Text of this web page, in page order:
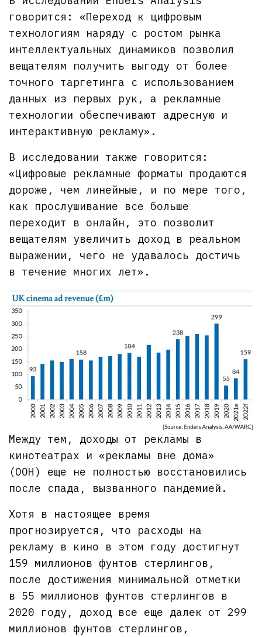
говорится: «Переход к цифровым
технологиям наряду с ростом рынка
интеллектуальных динамиков позволил
вещателям получить выгоду от более
точного таргетинга с использованием
данных из первых рук, а рекламные
технологии обеспечивают адресную и
интерактивную рекламу».
В исследовании также говорится:
«Цифровые рекламные форматы продаются
дороже, чем линейные, и по мере того,
как прослушивание все больше
переходит в онлайн, это позволит
вещателям увеличить доход в реальном
выражении, чего не удавалось достичь
в течение многих лет».
Между тем, доходы от рекламы в
кинотеатрах и «рекламы вне дома»
(OOH) еще не полностью восстановились
после спада, вызванного пандемией.
Хотя в настоящее время
прогнозируется, что расходы на
рекламу в кино в этом году достигнут
159 миллионов фунтов стерлингов,
после достижения минимальной отметки
в 55 миллионов фунтов стерлингов в
2020 году, доход все еще далек от 299
миллионов фунтов стерлингов,